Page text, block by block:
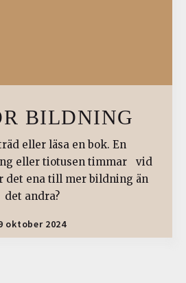
BILDNING
eller läsa en bok. En
eller tiotusen timmar vid
det ena till mer bildning än
det andra?
oktober 2024